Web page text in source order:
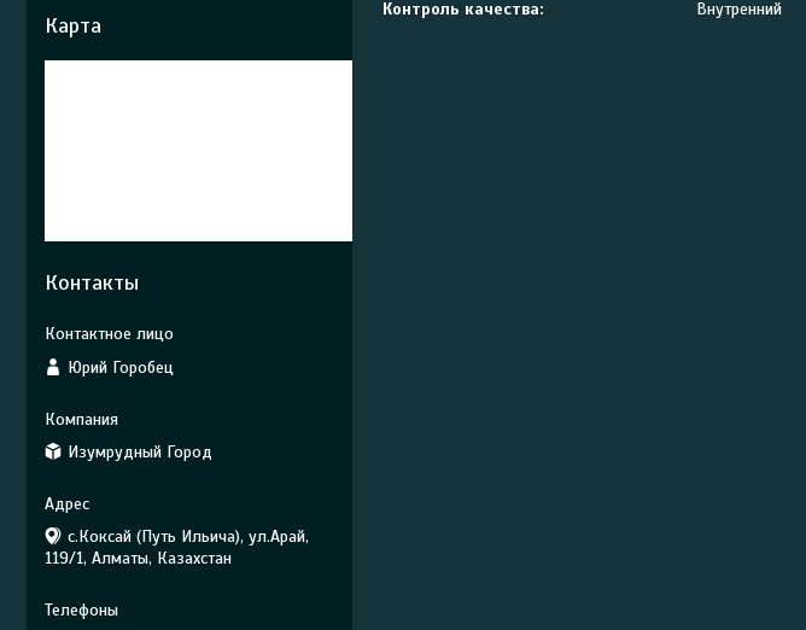
Контроль качества:
Внутренний
Карта
Контакты
Юрий Горобец
Изумрудный Город
с.Коксай (Путь Ильича), ул.Арай,
119/1, Алматы, Казахстан